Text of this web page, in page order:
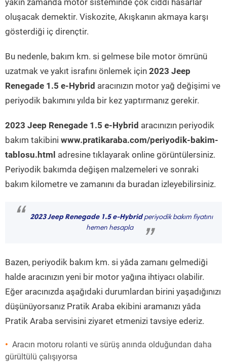
yakın zamanda motor sisteminde çok ciddi hasarlar
oluşacak demektir. Viskozite, Akışkanın akmaya karşı
gösterdiği iç dirençtir.
Bu nedenle, bakım km. si gelmese bile motor ömrünü
uzatmak ve yakıt israfını önlemek için 2023 Jeep
Renegade 1.5 e-Hybrid aracınızın motor yağ değişimi ve
periyodik bakımını yılda bir kez yaptırmanız gerekir.
2023 Jeep Renegade 1.5 e-Hybrid aracınızın periyodik
bakım takibini www.pratikaraba.com/periyodik-bakim-
tablosu.html adresine tıklayarak online görüntülersiniz.
Periyodik bakımda değişen malzemeleri ve sonraki
bakım kilometre ve zamanını da buradan izleyebilirsiniz.
“ 2023 Jeep Renegade 1.5 e-Hybridperiyodik bakım fiyatını
hemen hesapla
”
Bazen, periyodik bakım km. si yâda zamanı gelmediği
halde aracınızın yeni bir motor yağına ihtiyacı olabilir.
Eğer aracınızda aşağıdaki durumlardan birini yaşadığınızı
düşünüyorsanız Pratik Araba ekibini aramanızı yâda
Pratik Araba servisini ziyaret etmenizi tavsiye ederiz.
Aracın motoru rolanti ve sürüş anında olduğundan daha
gürültülü çalışıyorsa